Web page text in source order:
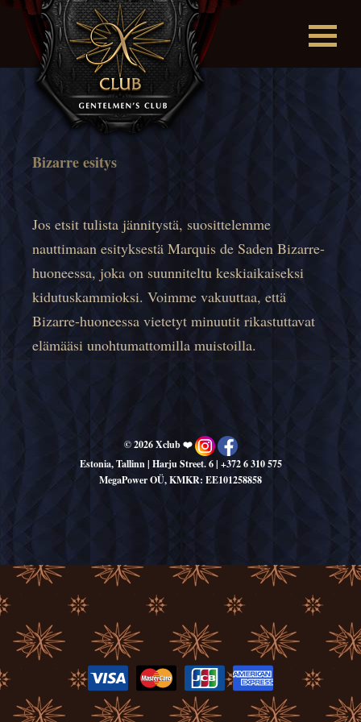
Bizarre esitys
Jos etsit tulista jännitystä, suosittelemme
nauttimaan esityksestä Marquis de Saden Bizarre-
huoneessa, joka on suunniteltu keskiaikaiseksi
kidutuskammioksi. Voimme vakuuttaa, että
Bizarre-huoneessa vietetyt minuutit rikastuttavat
elämääsi unohtumattomilla muistoilla.
© 2026 Xclub ❤️
Estonia, Tallinn | Harju Street. 6| +372 6 310 575
MegaPower OÜ, KMKR: EE101258858